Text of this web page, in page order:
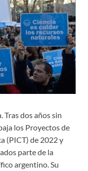
dos años sin
los Proyectos de
(PICT) de 2022 y
parte de la
argentino. Su